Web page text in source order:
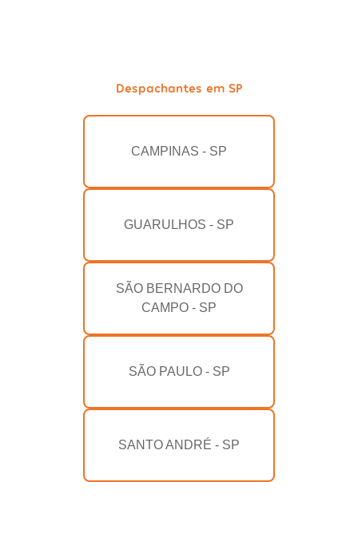
Despachantes em SP
CAMPINAS - SP
GUARULHOS - SP
SÃO BERNARDO DO
CAMPO - SP
SÃO PAULO - SP
SANTO ANDRÉ - SP